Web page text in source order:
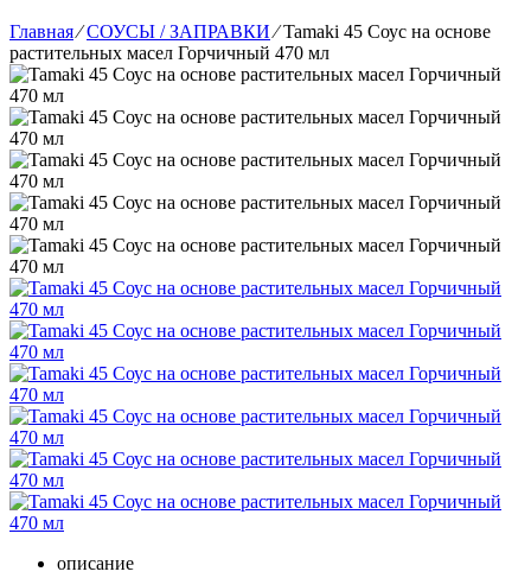
Главная⁄СОУСЫ / ЗАПРАВКИ ⁄ Tamaki 45 Соус на основе
растительных масел Горчичный 470 мл
описание